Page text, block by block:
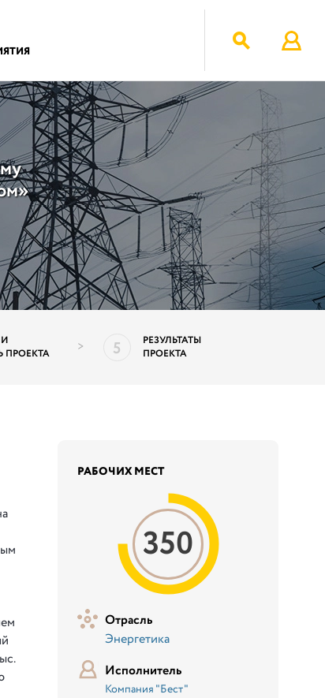
ПРОЕКТА
> 5
РЕЗУЛЬТАТЫ
ПРОЕКТА
РАБОЧИХ МЕСТ
350
Отрасль
Энергетика
Исполнитель
Компания "Бест"